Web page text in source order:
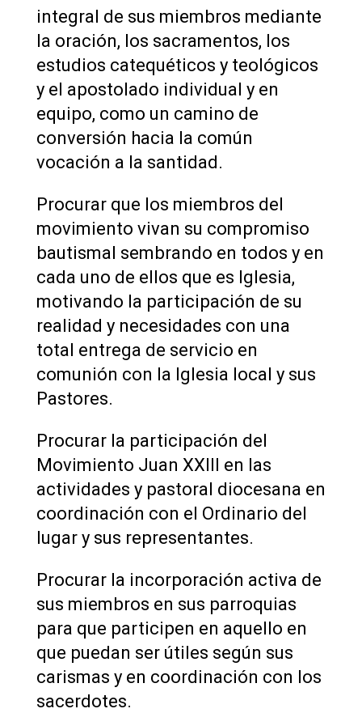
integral de sus miembros mediante
la oración, los sacramentos, los
estudios catequéticos y teológicos
y el apostolado individual y en
equipo, como un camino de
conversión hacia la común
vocación a la santidad.
Procurar que los miembros del
movimiento vivan su compromiso
bautismal sembrando en todos y en
cada uno de ellos que es Iglesia,
motivando la participación de su
realidad y necesidades con una
total entrega de servicio en
comunión con la Iglesia local y sus
Pastores.
Procurar la participación del
Movimiento Juan XXIII en las
actividades y pastoral diocesana en
coordinación con el Ordinario del
lugar y sus representantes.
Procurar la incorporación activa de
sus miembros en sus parroquias
para que participen en aquello en
que puedan ser útiles según sus
carismas y en coordinación con los
sacerdotes.